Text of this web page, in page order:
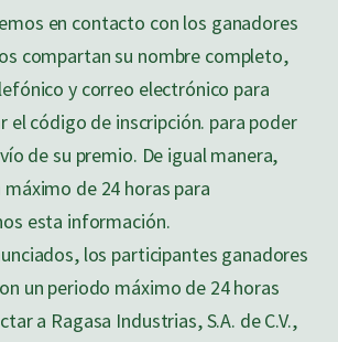
en contacto con los ganadores
compartan su nombre completo,
y correo electrónico para
el código de inscripción. para poder
de su premio. De igual manera,
de 24 horas para
esta información.
los participantes ganadores
un periodo máximo de 24 horas
a Ragasa Industrias, S.A. de C.V.,